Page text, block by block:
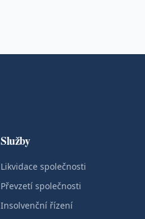
Služby
Likvidace společnosti
Převzetí společnosti
Insolvenční řízení